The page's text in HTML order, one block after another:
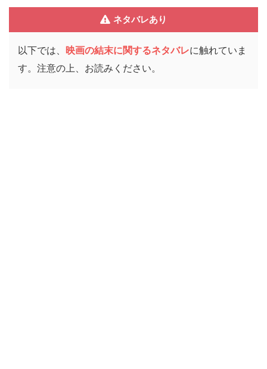
ネタバレあり
以下では、 映画の結末に関するネタバレに触れていま
す。注意の上、お読みください。